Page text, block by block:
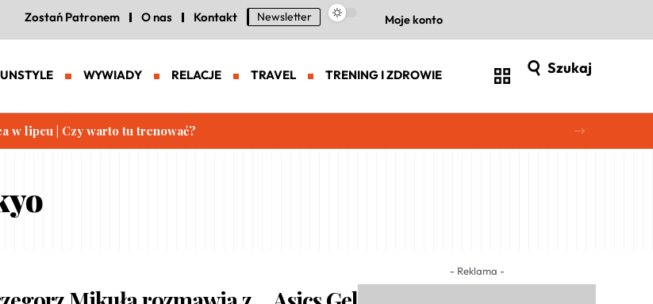
Zostań Patronem O nas Kontakt Newsletter Moje konto
WYWIADY RELACJE TRAVEL TRENING I ZDROWIE Szukaj
w lipcu | Czy warto tu trenować?
- Reklama -